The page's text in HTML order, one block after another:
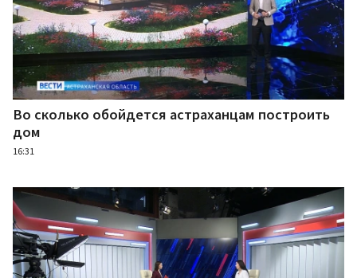
Во сколько обойдется астраханцам построить
дом
16:31